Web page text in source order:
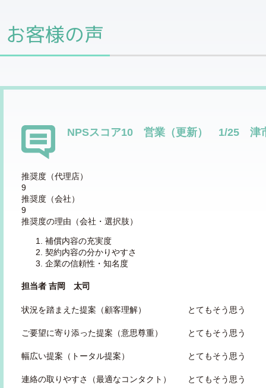
お客様の声
NPSスコア10 営業（更新） 1/25
推奨度（代理店）
9
推奨度（会社）
9
推奨度の理由（会社・選択肢）
補償内容の充実度
契約内容の分かりやすさ
企業の信頼性・知名度
担当者 吉岡 太司
状況を踏まえた提案（顧客理解） とてもそう思う
ご要望に寄り添った提案（意思尊重） とてもそう思う
幅広い提案（トータル提案） とてもそう思う
連絡の取りやすさ（最適なコンタクト） とてもそう思う